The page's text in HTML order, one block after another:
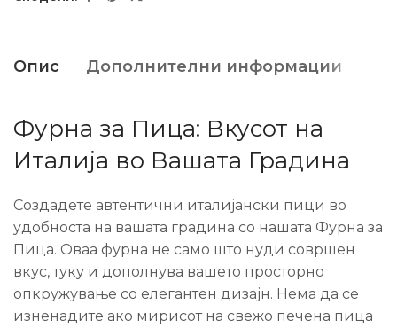
Опис Дополнителни информации
Фурна за Пица: Вкусот на
Италија во Вашата Градина
Создадете автентични италијански пици во
удобноста на вашата градина со нашата Фурна за
Пица. Оваа фурна не само што нуди совршен
вкус, туку и дополнува вашето просторно
опкружување со елегантен дизајн. Нема да се
изненадите ако мирисот на свежо печена пица